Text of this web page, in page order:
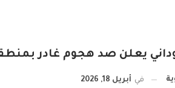
يعلن صد هجوم غادر بمنطقة
في أبريل 18, 2026